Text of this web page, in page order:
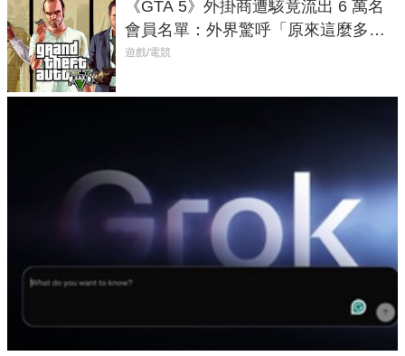
《GTA 5》外掛商遭駭竟流出 6 萬名
會員名單：外界驚呼「原來這麼多人
在開掛！」
遊戲/電競